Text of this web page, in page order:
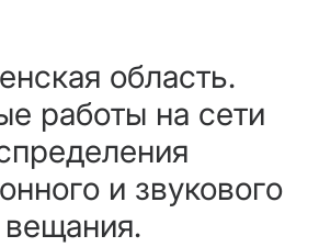
область.
работы на сети
и звукового
вещания.